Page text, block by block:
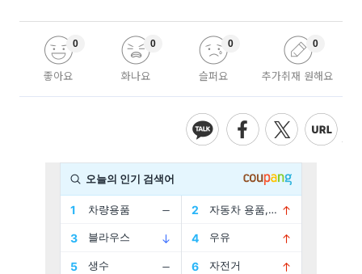
좋아요
0
화나요
0
슬퍼요
0
추가취재 원해요
0